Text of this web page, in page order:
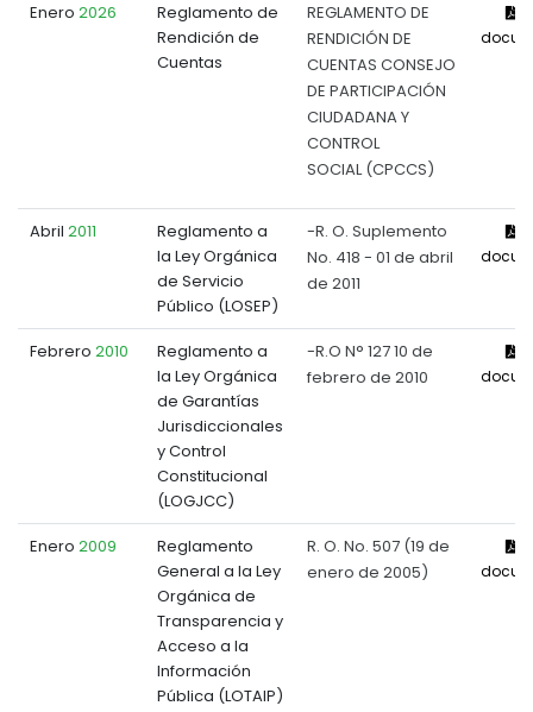
Enero 2026
Reglamento de
Rendición de
Cuentas
REGLAMENTO DE
RENDICIÓN DE
CUENTAS CONSEJO
DE PARTICIPACIÓN
CIUDADANA Y
CONTROL
SOCIAL (CPCCS)
Abril 2011
Reglamento a
la Ley Orgánica
de Servicio
Público (LOSEP)
-R. O. Suplemento
No. 418 - 01 de abril
de 2011
Febrero 2010
Reglamento a
la Ley Orgánica
de Garantías
Jurisdiccionales
y Control
Constitucional
(LOGJCC)
-R.O N° 127 10 de
febrero de 2010
Enero 2009
Reglamento
General a la Ley
Orgánica de
Transparencia y
Acceso a la
Información
Pública (LOTAIP)
R. O. No. 507 (19 de
enero de 2005)